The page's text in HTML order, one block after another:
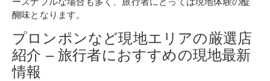
醐味となります。
プロンポンなど現地エリアの厳選店
紹介 – 旅行者におすすめの現地最新
情報